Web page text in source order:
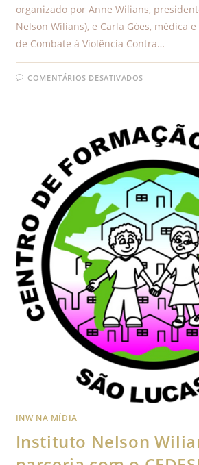
organizado por Anne Wilians,
Nelson Wilians), e Carla Góes, médica
de Combate à Violência Contra…
COMENTÁRIOS DESATIVADOS
INW NA MÍDIA
Instituto Nelson